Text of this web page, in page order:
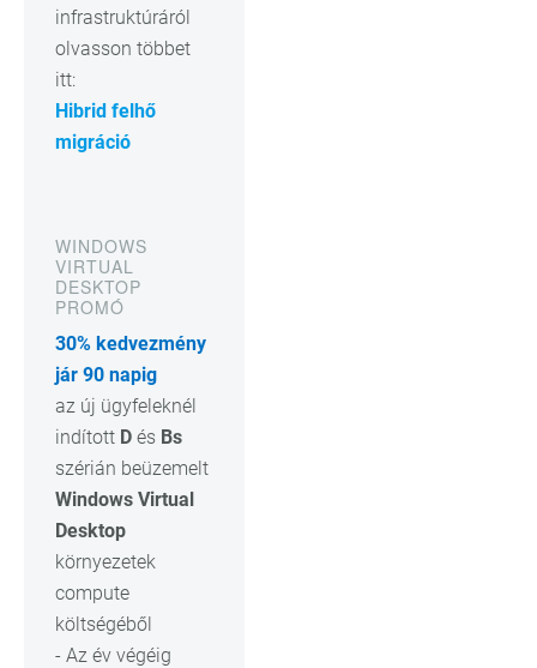
infrastruktúráról
olvasson többet
itt:
Hibrid felhő
migráció
WINDOWS
VIRTUAL
DESKTOP
PROMÓ
30% kedvezmény
jár 90 napig
az új ügyfeleknél
indított D és Bs
szérián beüzemelt
Windows Virtual
Desktop
környezetek
compute
költségéből
- Az év végéig